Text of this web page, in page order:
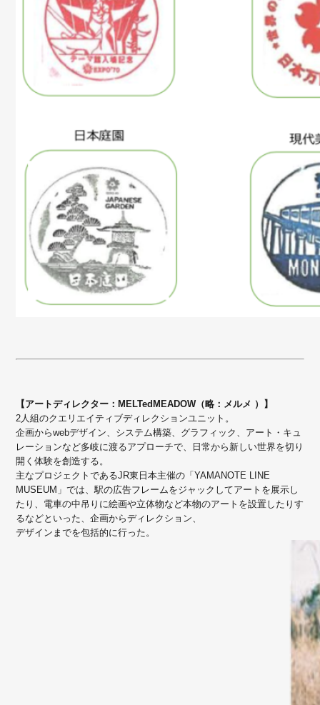
【アートディレクター：MELTedMEADOW（略：メルメ ）】
2人組のクエリエイティブディレクションユニット。
企画からwebデザイン、システム構築、グラフィック、アート・キュ
レーションなど多岐に渡るアプローチで、日常から新しい世界を切り
開く体験を創造する。
主なプロジェクトであるJR東日本主催の「YAMANOTE LINE
MUSEUM」では、駅の広告フレームをジャックしてアートを展示し
たり、電車の中吊りに絵画や立体物など本物のアートを設置したりす
るなどといった、企画からディレクション、
デザインまでを包括的に行った。